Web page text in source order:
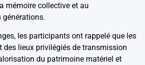
mémoire collective et au
générations.
les participants ont rappelé que les
des lieux privilégiés de transmission
du patrimoine matériel et